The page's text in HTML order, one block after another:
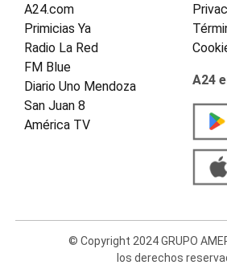
A24.com
Primicias Ya
Radio La Red
FM Blue
Diario Uno Mendoza
San Juan 8
América TV
A24
© Copyright 2024 GRUPO
los derechos